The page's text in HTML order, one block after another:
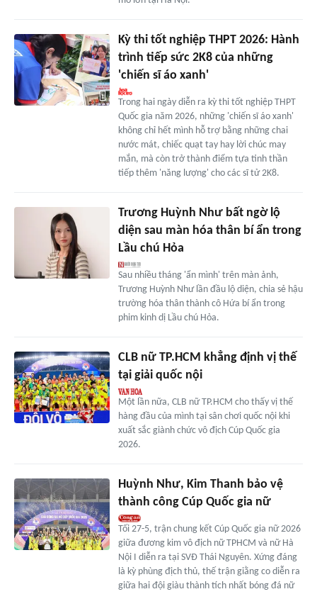
Kỳ thi tốt nghiệp THPT 2026: Hành
trình tiếp sức 2K8 của những
'chiến sĩ áo xanh'
Trong hai ngày diễn ra kỳ thi tốt nghiệp THPT
Quốc gia năm 2026, những 'chiến sĩ áo xanh'
không chỉ hết mình hỗ trợ bằng những chai
nước mát, chiếc quạt tay hay lời chúc may
mắn, mà còn trở thành điểm tựa tinh thần
tiếp thêm 'năng lượng' cho các sĩ tử 2K8.
Trương Huỳnh Như bất ngờ lộ
diện sau màn hóa thân bí ẩn trong
Lầu chú Hỏa
Sau nhiều tháng 'ẩn mình' trên màn ảnh,
Trương Huỳnh Như lần đầu lộ diện, chia sẻ hậu
trường hóa thân thành cô Hứa bí ẩn trong
phim kinh dị Lầu chú Hỏa.
CLB nữ TP.HCM khẳng định vị thế
tại giải quốc nội
Một lần nữa, CLB nữ TP.HCM cho thấy vị thế
hàng đầu của mình tại sân chơi quốc nội khi
xuất sắc giành chức vô địch Cúp Quốc gia
2026.
Huỳnh Như, Kim Thanh bảo vệ
thành công Cúp Quốc gia nữ
Tối 27-5, trận chung kết Cúp Quốc gia nữ 2026
giữa đương kim vô địch nữ TPHCM và nữ Hà
Nội I diễn ra tại SVĐ Thái Nguyên. Xứng đáng
là kỳ phùng địch thủ, thế trận giằng co diễn ra
giữa hai đội giàu thành tích nhất bóng đá nữ